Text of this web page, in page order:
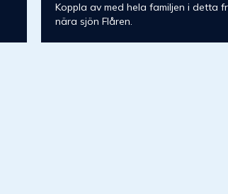
Koppla av med hela familjen i detta
nära sjön Flåren.